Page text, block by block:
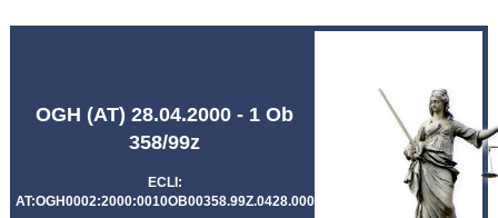
OGH (AT) 28.04.2000 - 1 Ob
358/99z
ECLI:
AT:OGH0002:2000:0010OB00358.99Z.0428.000